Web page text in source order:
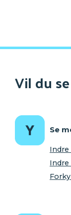
Vil du
Se
Indre
Indre